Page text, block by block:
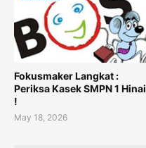
Fokusmaker Langkat :
Periksa Kasek SMPN 1 Hinai
!
May 18, 2026